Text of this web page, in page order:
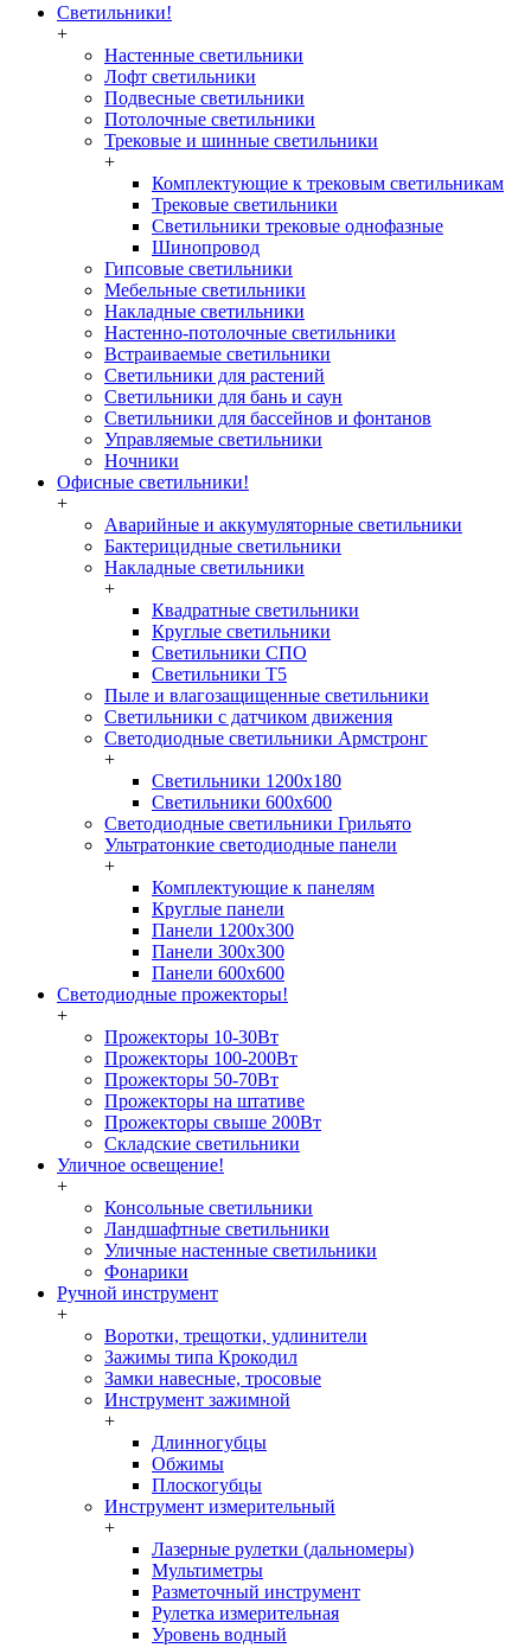
Светильники!
+
Настенные светильники
Лофт светильники
Подвесные светильники
Потолочные светильники
Трековые и шинные светильники
+
Комплектующие к трековым светильникам
Трековые светильники
Светильники трековые однофазные
Шинопровод
Гипсовые светильники
Мебельные светильники
Накладные светильники
Настенно-потолочные светильники
Встраиваемые светильники
Светильники для растений
Светильники для бань и саун
Светильники для бассейнов и фонтанов
Управляемые светильники
Ночники
Офисные светильники!
+
Аварийные и аккумуляторные светильники
Бактерицидные светильники
Накладные светильники
+
Квадратные светильники
Круглые светильники
Светильники СПО
Светильники Т5
Пыле и влагозащищенные светильники
Светильники с датчиком движения
Светодиодные светильники Армстронг
+
Светильники 1200х180
Светильники 600х600
Светодиодные светильники Грильято
Ультратонкие светодиодные панели
+
Комплектующие к панелям
Круглые панели
Панели 1200х300
Панели 300х300
Панели 600х600
Светодиодные прожекторы!
+
Прожекторы 10-30Вт
Прожекторы 100-200Вт
Прожекторы 50-70Вт
Прожекторы на штативе
Прожекторы свыше 200Вт
Складские светильники
Уличное освещение!
+
Консольные светильники
Ландшафтные светильники
Уличные настенные светильники
Фонарики
Ручной инструмент
+
Воротки, трещотки, удлинители
Зажимы типа Крокодил
Замки навесные, тросовые
Инструмент зажимной
+
Длинногубцы
Обжимы
Плоскогубцы
Инструмент измерительный
+
Лазерные рулетки (дальномеры)
Мультиметры
Разметочный инструмент
Рулетка измерительная
Уровень водный